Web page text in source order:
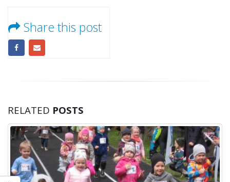
Share this post
RELATED POSTS